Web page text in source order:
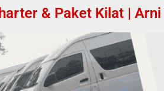
& Paket Kilat | Arni